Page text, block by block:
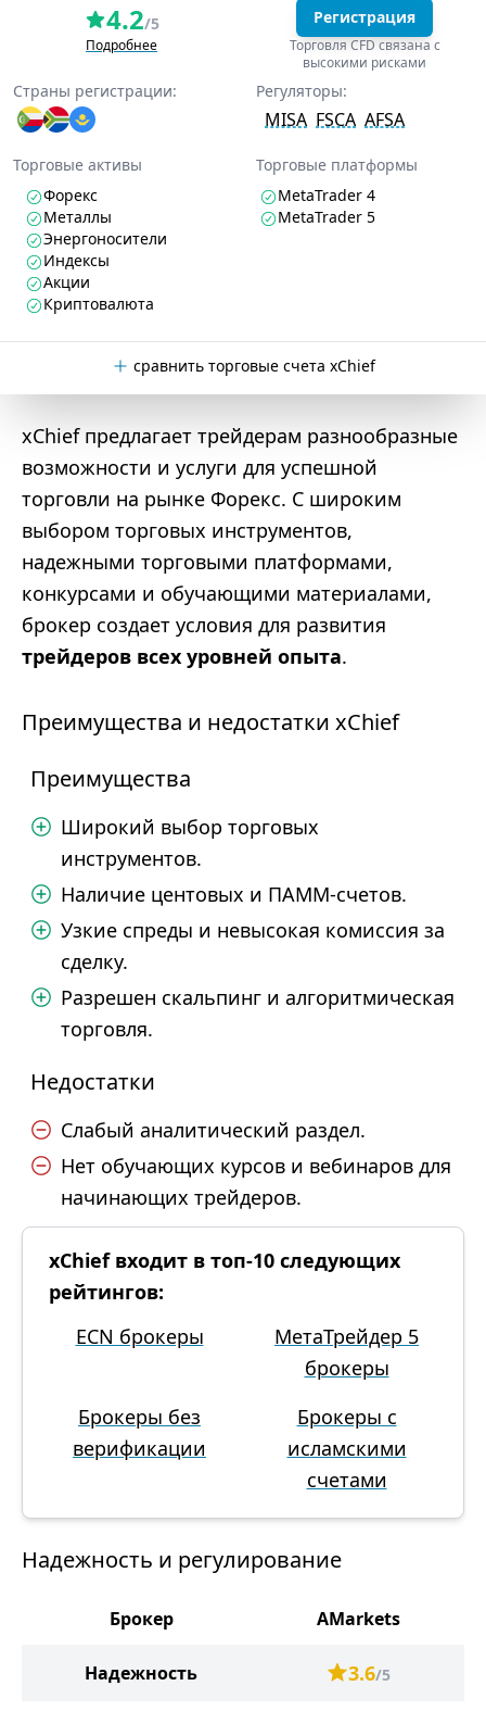
4.2/5
Подробнее
Регистрация
Торговля CFD связана с
высокими рисками
Страны регистрации: Регуляторы:
MISA FSCA AFSA
Торговые активы
Форекс
Металлы
Энергоносители
Индексы
Акции
Криптовалюта
Торговые платформы
MetaTrader 4
MetaTrader 5
сравнить торговые счета xChief
xChief предлагает трейдерам разнообразные
возможности и услуги для успешной
торговли на рынке Форекс. С широким
выбором торговых инструментов,
надежными торговыми платформами,
конкурсами и обучающими материалами,
брокер создает условия для развития
трейдеров всех уровней опыта.
Преимущества и недостатки xChief
Преимущества
Широкий выбор торговых
инструментов.
Наличие центовых и ПАММ-счетов.
Узкие спреды и невысокая комиссия за
сделку.
Разрешен скальпинг и алгоритмическая
торговля.
Недостатки
Слабый аналитический раздел.
Нет обучающих курсов и вебинаров для
начинающих трейдеров.
xChief входит в топ-10 следующих
рейтингов:
ECN брокеры
МетаТрейдер 5
брокеры
Брокеры без
верификации
Брокеры с
исламскими
счетами
Надежность и регулирование
Брокер AMarkets
Надежность 3.6/5